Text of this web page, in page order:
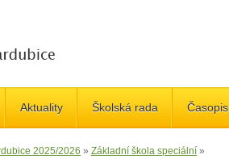
Aktuality Školská rada Časopis
2025/2026 » Základní škola speciální »